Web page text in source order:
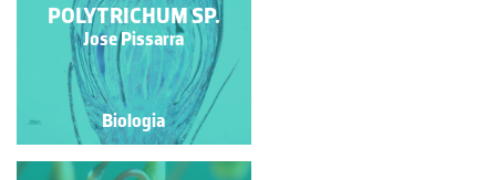
Natacha Martinho
Biologia
POLYTRICHUM SP.
Jose Pissarra
Biologia